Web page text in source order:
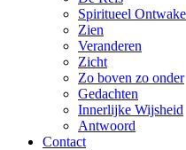
Spiritueel
Zien
Veranderen
Zicht
Zo boven zo onder
Gedachten
Innerlijke Wijsheid
Antwoord
Contact